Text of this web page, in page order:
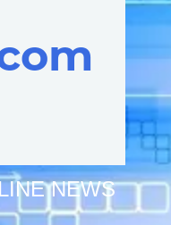
NEWS